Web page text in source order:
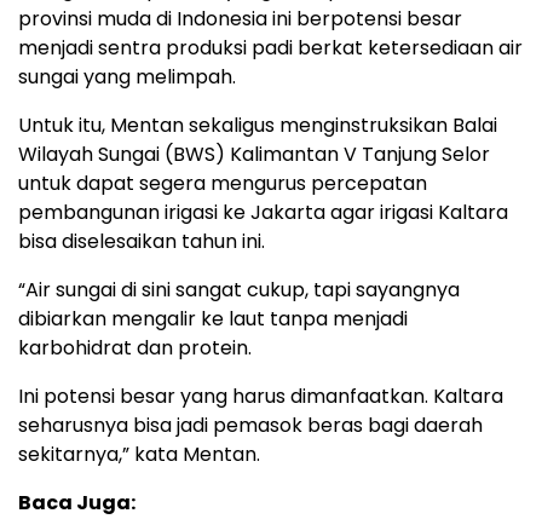
provinsi muda di Indonesia ini berpotensi besar
menjadi sentra produksi padi berkat ketersediaan air
sungai yang melimpah.
Untuk itu, Mentan sekaligus menginstruksikan Balai
Wilayah Sungai (BWS) Kalimantan V Tanjung Selor
untuk dapat segera mengurus percepatan
pembangunan irigasi ke Jakarta agar irigasi Kaltara
bisa diselesaikan tahun ini.
“Air sungai di sini sangat cukup, tapi sayangnya
dibiarkan mengalir ke laut tanpa menjadi
karbohidrat dan protein.
Ini potensi besar yang harus dimanfaatkan. Kaltara
seharusnya bisa jadi pemasok beras bagi daerah
sekitarnya,” kata Mentan.
Baca Juga: